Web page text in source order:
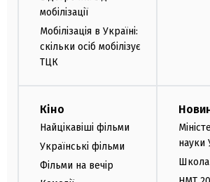
мобілізації
Мобілізація в Україні:
скільки осіб мобілізує
ТЦК
Кіно
Найцікавіші фільми
Українські фільми
Фільми на вечір
науки
Школа